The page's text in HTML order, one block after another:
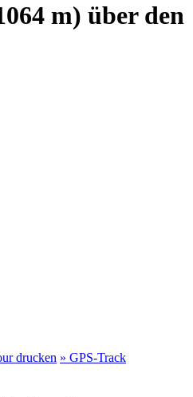
m) über den
drucken » GPS-Track